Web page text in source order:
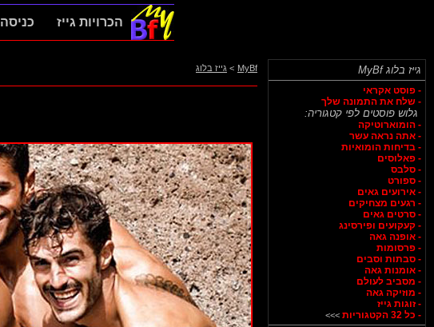
הכרויות גייז כניסה
גייז בלוג MyBf
- פוסט אקראי
- שלח את התמונה שלך
גלוש פוסטים לפי קטגוריה:
- הומוארוטיקה
- אתה נראה עשר
- בדיחות הומואיות
- פאלוסים
- סלבס
- ספורט
- אירועים גאים
- רגעים מצחיקים
- סרטים גאים
- קעקועים ופירסינג
- אופנה גאה
- פרסומות
- סבתות וסבים
- אומנות גאה
- מסביב לעולם
- מוזיקה גאה
- זוגות גייז
- כל 32 הקטגוריות
>>>
MyBf
> גייז בלוג